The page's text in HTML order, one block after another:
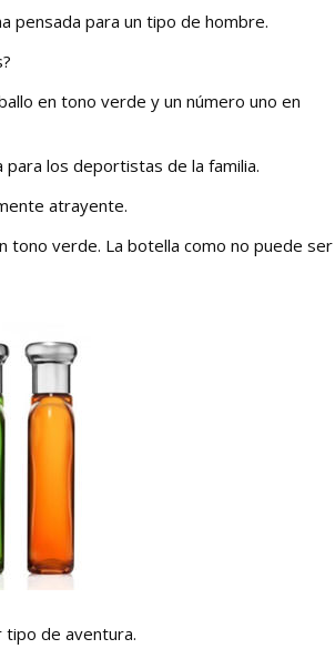
pensada para un tipo de hombre.
en tono verde y un número uno en
los deportistas de la familia.
atrayente.
tono verde. La botella como no puede ser
tipo de aventura.